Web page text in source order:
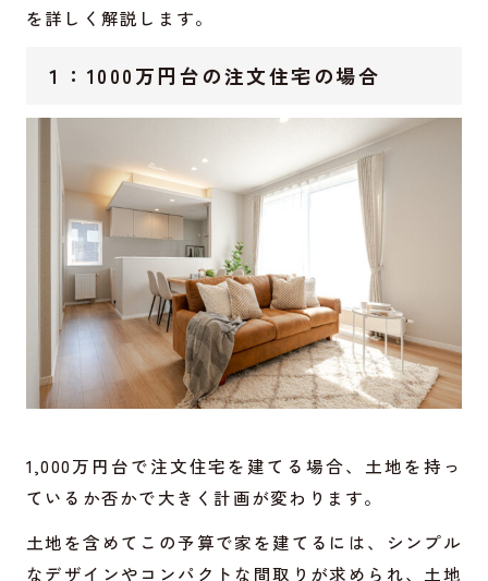
を詳しく解説します。
１：1000万円台の注文住宅の場合
1,000万円台で注文住宅を建てる場合、土地を持っ
ているか否かで大きく計画が変わります。
土地を含めてこの予算で家を建てるには、シンプル
なデザインやコンパクトな間取りが求められ、土地